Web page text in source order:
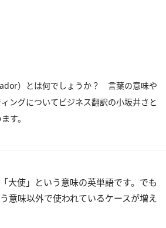
）とは何でしょうか？ 言葉の意味や
ングについてビジネス翻訳の小坂井さと
す。
大使」という意味の英単語です。でも
意味以外で使われているケースが増え